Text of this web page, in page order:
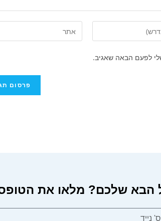
לפעם הבאה שאגיב.
שלכם? מלאו את הטופס הבא או